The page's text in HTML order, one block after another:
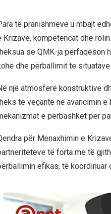
të pranishmëve u mbajt
Krizave, kompetencat dhe
se QMK-ja përfaqëson
dhe përballimit të
një atmosferë konstruktive
të veçantë në avancimin
e përbashkët për
për Menaxhimin e
të forta me të
efikas, të koordinuar